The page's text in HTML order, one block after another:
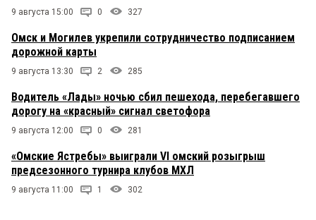
9 августа 15:00 0 327
Омск и Могилев укрепили сотрудничество подписанием
дорожной карты
9 августа 13:30 2 285
Водитель «Лады» ночью сбил пешехода, перебегавшего
дорогу на «красный» сигнал светофора
9 августа 12:00 0 281
«Омские Ястребы» выиграли VI омский розыгрыш
предсезонного турнира клубов МХЛ
9 августа 11:00 1 302